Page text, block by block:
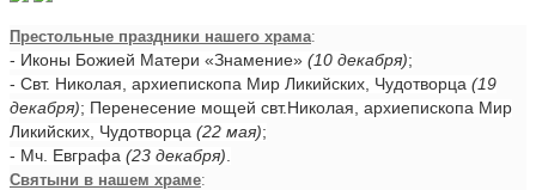
Престольные праздники нашего храма:
- Иконы Божией Матери «Знамение» (10 декабря);
- Свт. Николая, архиепископа Мир Ликийских, Чудотворца (19
декабря); Перенесение мощей свт.Николая, архиепископа Мир
Ликийских, Чудотворца (22 мая);
- Мч. Евграфа (23 декабря)
Святыни в нашем храме: